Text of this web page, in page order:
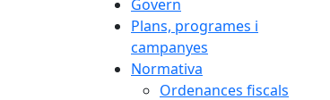
Govern
Plans, programes i
campanyes
Normativa
Ordenances fiscals